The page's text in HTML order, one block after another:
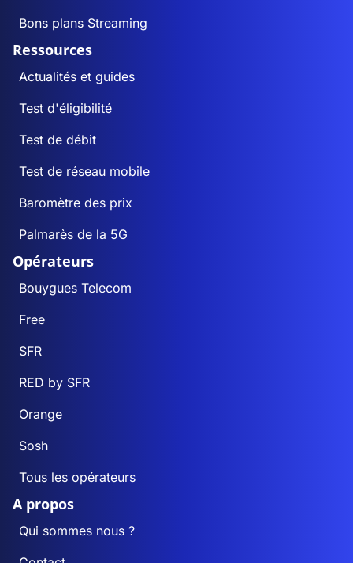
Bons plans Streaming
Ressources
Actualités et guides
Test d'éligibilité
Test de débit
Test de réseau mobile
Baromètre des prix
Palmarès de la 5G
Opérateurs
Bouygues Telecom
Free
SFR
RED by SFR
Orange
Sosh
Tous les opérateurs
A propos
Qui sommes nous ?